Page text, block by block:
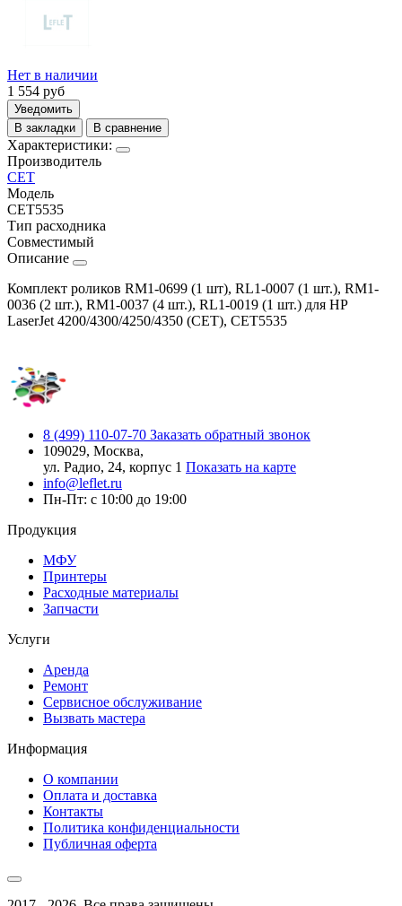
Нет в наличии
1 554 руб
Уведомить
В закладки
В сравнение
Характеристики:
Производитель
CET
Модель
CET5535
Тип расходника
Совместимый
Описание
Комплект роликов RM1-0699 (1 шт), RL1-0007 (1 шт.), RM1-
0036 (2 шт.), RM1-0037 (4 шт.), RL1-0019 (1 шт.) для HP
LaserJet 4200/4300/4250/4350 (CET), CET5535
8 (499) 110-07-70 Заказать обратный звонок
109029, Москва,
ул. Радио, 24, корпус 1 Показать на карте
info@leflet.ru
Пн-Пт: с 10:00 до 19:00
Продукция
МФУ
Принтеры
Расходные материалы
Запчасти
Услуги
Аренда
Ремонт
Сервисное обслуживание
Вызвать мастера
Информация
О компании
Оплата и доставка
Контакты
Политика конфиденциальности
Публичная оферта